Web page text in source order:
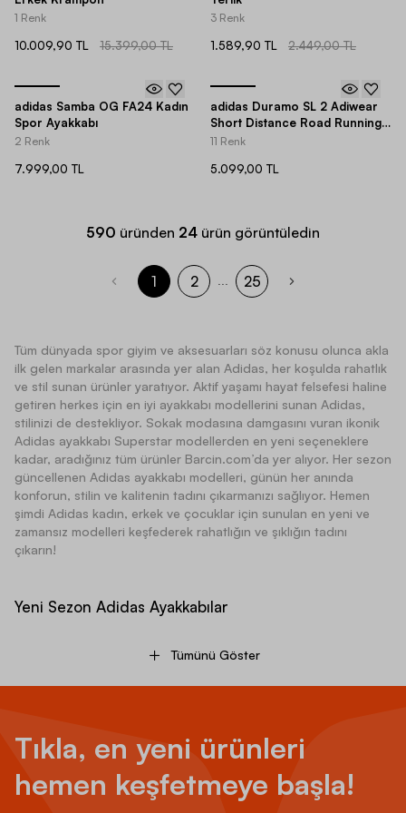
1 Renk
10.009,90 TL 15.399,00 TL
3 Renk
1.589,90 TL 2.449,00 TL
adidas Samba OG FA24 Kadın
Spor Ayakkabı
2 Renk
7.999,00 TL
adidas Duramo SL 2 Adiwear
Short Distance Road Running
Erkek Spor Ayakkabı
11 Renk
5.099,00 TL
590 üründen 24 ürün görüntüledin
1 2 ... 25
Tüm dünyada spor giyim ve aksesuarları söz konusu olunca akla
ilk gelen markalar arasında yer alan Adidas, her koşulda rahatlık
ve stil sunan ürünler yaratıyor. Aktif yaşamı hayat felsefesi haline
getiren herkes için en iyi ayakkabı modellerini sunan Adidas,
stilinizi de destekliyor. Sokak modasına damgasını vuran ikonik
Adidas ayakkabı Superstar modellerden en yeni seçeneklere
kadar, aradığınız tüm ürünler Barcin.com’da yer alıyor. Her sezon
güncellenen Adidas ayakkabı modelleri, günün her anında
konforun, stilin ve kalitenin tadını çıkarmanızı sağlıyor. Hemen
şimdi Adidas kadın, erkek ve çocuklar için sunulan en yeni ve
zamansız modelleri keşfederek rahatlığın ve şıklığın tadını
çıkarın!
Yeni Sezon Adidas Ayakkabılar
birbirinden kaliteli Adidas ayakkabı modellerini keşfedebilirsiniz.
Her sezon moda dünyasını yeniden şekillendiren ayakkabılar
tasarlayan Adidas, klasik modelleri ve trendleri yakalamanıza
yardımcı oluyor. Adidas ayakkabı koleksiyonundaki kadın, erkek
Tümünü Göster
Tıkla, en yeni ürünleri
hemen keşfetmeye başla!